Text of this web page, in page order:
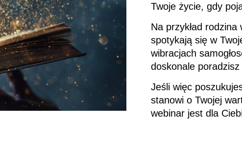
Twoje życie, gdy
Na przykład
spotykają się w
wibracjach
doskonale
Jeśli więc
stanowi o Twojej
webinar jest dla